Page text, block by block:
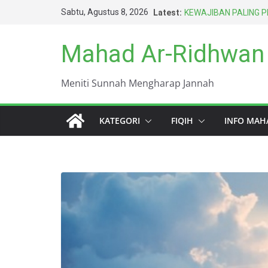
Sabtu, Agustus 8, 2026 Latest: KEWAJIBAN PALING
AMARAH BISA
BERTAHUN-TAHUN
TERBAIK UMAT INI
Mahad Ar-
Meniti Sunnah Mengharap Jannah
KATEGORI FIQIH INFO